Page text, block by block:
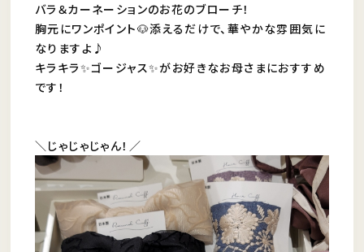
バラ＆カーネーションのお花のブローチ！
胸元にワンポイント🐶添えるだけで、華やかな雰囲気に
なりますよ♪
キラキラ✨ゴージャス✨がお好きなお母さまにおすすめ
です！
＼じゃじゃじゃん！／